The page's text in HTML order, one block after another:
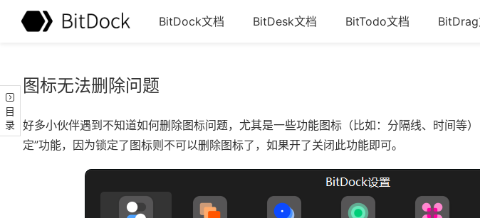
BitDock文档 BitDesk文档 BitTodo文档
目录
图标无法删除问题
好多小伙伴遇到不知道如何删除图标问题，尤其是一些功能图标（比如：分隔线、时间等
定”功能，因为锁定了图标则不可以删除图标了，如果开了关闭此功能即可。